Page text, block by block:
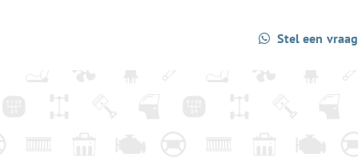
Stel een vraag